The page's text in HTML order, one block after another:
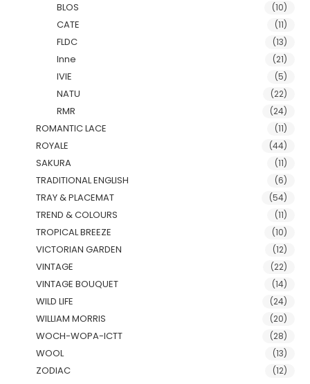
BLOS (10)
CATE (11)
FLDC (13)
Inne (21)
IVIE (5)
NATU (22)
RMR (24)
ROMANTIC LACE (11)
ROYALE (44)
SAKURA (11)
TRADITIONAL ENGLISH (6)
TRAY & PLACEMAT (54)
TREND & COLOURS (11)
TROPICAL BREEZE (10)
VICTORIAN GARDEN (12)
VINTAGE (22)
VINTAGE BOUQUET (14)
WILD LIFE (24)
WILLIAM MORRIS (20)
WOCH-WOPA-ICTT (28)
WOOL (13)
ZODIAC (12)